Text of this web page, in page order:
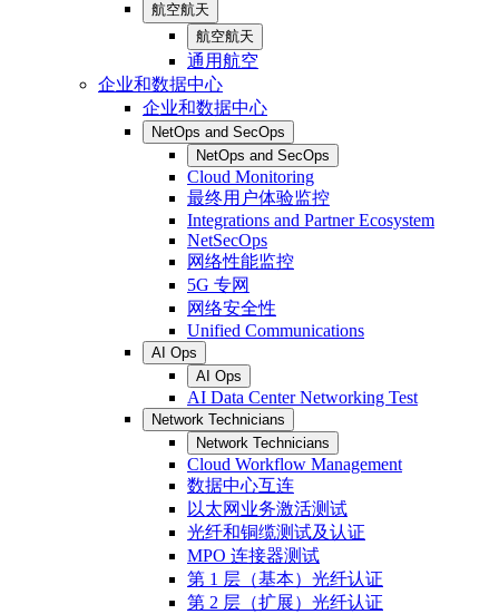
航空航天
航空航天
通用航空
企业和数据中心
企业和数据中心
NetOps and SecOps
NetOps and SecOps
Cloud Monitoring
最终用户体验监控
Integrations and Partner Ecosystem
NetSecOps
网络性能监控
5G 专网
网络安全性
Unified Communications
AI Ops
AI Ops
AI Data Center Networking Test
Network Technicians
Network Technicians
Cloud Workflow Management
数据中心互连
以太网业务激活测试
光纤和铜缆测试及认证
MPO 连接器测试
第 1 层（基本）光纤认证
第 2 层（扩展）光纤认证